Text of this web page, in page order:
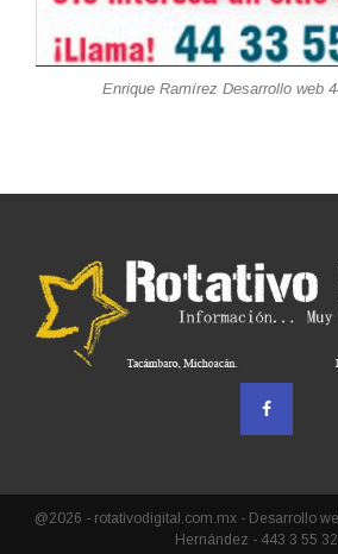
Enrique Ramírez Desarrollo web
@2026 - rotativodigital.com.mx - Desarrollo
Hernández - 443 3 55